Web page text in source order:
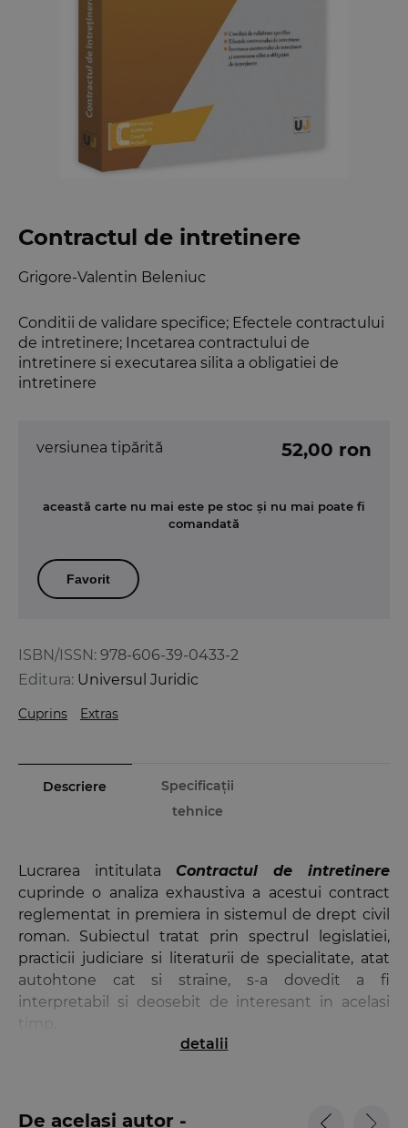
Contractul de intretinere
Conditii de validare specifice; Efectele contractului
de intretinere; Incetarea contractului de
intretinere si executarea silita a obligatiei de
intretinere
Grigore-Valentin Beleniuc
ISBN/ISSN: 978-606-39-0433-2
Editura: Universul Juridic
Cuprins Extras
versiunea tipărită 52,00 ron
această carte nu mai este pe stoc și nu mai poate fi
comandată
Favorit
Descriere
Specificații
tehnice
Lucrarea intitulata Contractul de intretinere
cuprinde o analiza exhaustiva a acestui contract
reglementat in premiera in sistemul de drept civil
roman. Subiectul tratat prin spectrul legislatiei,
practicii judiciare si literaturii de specialitate, atat
autohtone cat si straine, s-a dovedit a fi
interpretabil si deosebit de interesant in acelasi
prisma justificarii temeinic argumentate a solutiilor
detalii
De același autor -